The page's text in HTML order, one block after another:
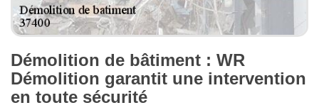
Démolition de bâtiment : WR
Démolition garantit une intervention
en toute sécurité